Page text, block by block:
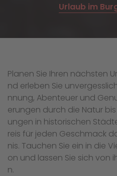
Urlaub im
Planen Sie Ihren nächsten
nd erleben Sie
nnung, Abenteuer und
erungen durch die Natur
ungen in historischen
reis für jeden Geschmack
nis. Tauchen Sie ein in die
on und lassen Sie sich von
n.